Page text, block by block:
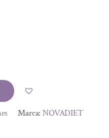
Marca:NOVADIET